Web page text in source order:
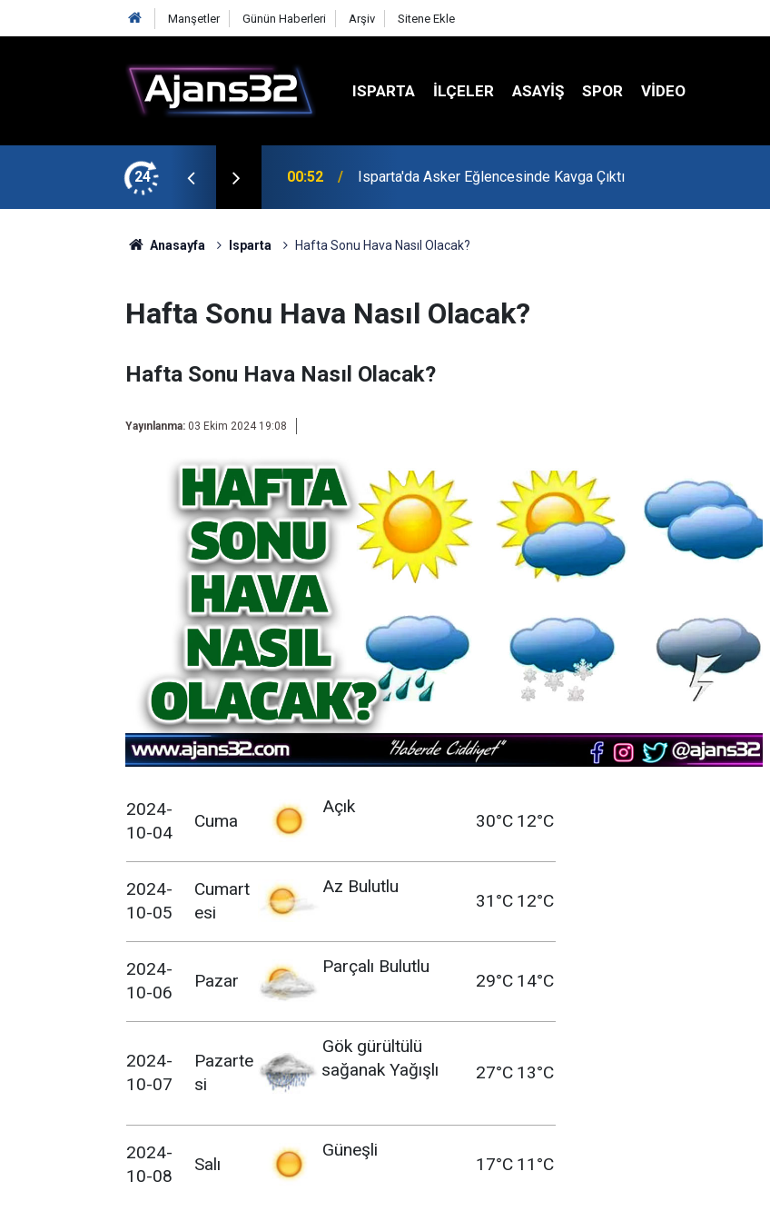
Manşetler Günün Haberleri Arşiv Sitene Ekle
ISPARTA İLÇELER ASAYİŞ SPOR VIDEO
24 00:52 Isparta'da Asker Eğlencesinde Kavga Çıktı
Anasayfa Isparta Hafta Sonu Hava Nasıl Olacak?
Hafta Sonu Hava Nasıl Olacak?
Hafta Sonu Hava Nasıl Olacak?
Yayınlanma: 03 Ekim 2024 19:08
2024-
10-04
Cuma
Açık
30°C 12°C
2024-
10-05
Cumart
esi
Az Bulutlu
31°C 12°C
2024-
10-06
Pazar
Parçalı Bulutlu
29°C 14°C
2024-
10-07
Pazarte
si
Gök gürültülü
sağanak Yağışlı
27°C 13°C
2024-
10-08
Salı
Güneşli
17°C 11°C